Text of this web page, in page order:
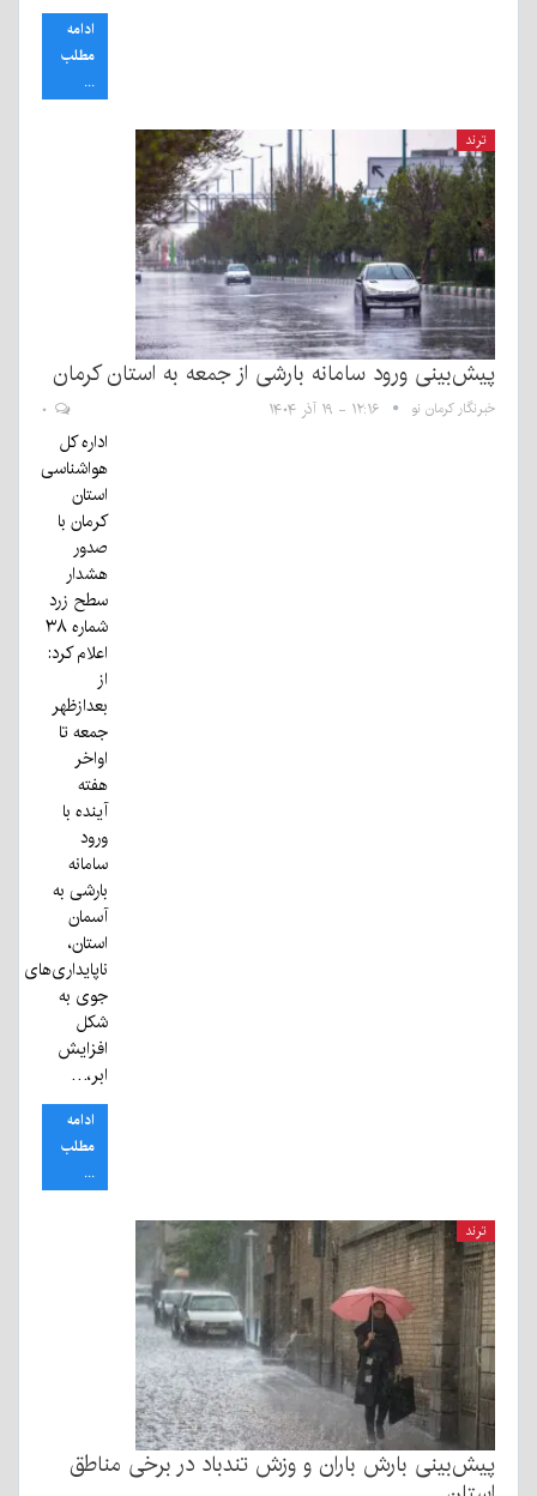
ادامه
مطلب
...
ترند
پیش‌بینی ورود سامانه بارشی از جمعه به استان کرمان
خبرنگار کرمان نو ۱۲:۱۶ - ۱۹ آذر ۱۴۰۴
اداره کل
هواشناسی
استان
کرمان با
صدور
هشدار
سطح زرد
شماره ۳۸
اعلام کرد:
از
بعدازظهر
جمعه تا
اواخر
هفته
آینده با
ورود
سامانه
بارشی به
آسمان
استان،
ناپایداری‌های
جوی به
شکل
افزایش
ابر،…
ادامه
مطلب
...
ترند
پیش‌بینی بارش باران و وزش تندباد در برخی مناطق